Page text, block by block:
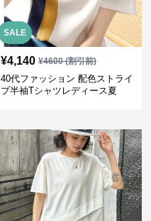
SALE
¥4,140 ¥4600(割引前)
40代ファッション 配色ストライ
プ半袖Tシャツレディース夏